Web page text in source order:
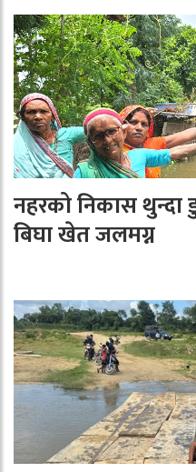
नहरको निकास थुन्दा
बिघा खेत जलमग्न